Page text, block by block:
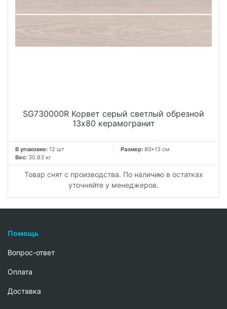
SG730000R Корвет серый светлый обрезной
13x80 керамогранит
В упаковке: 12 шт Размер: 80*13 см
Вес: 30.83 кг
Товар снят с производства. По наличию в остатках
уточняйте у менеджеров.
Помощь
Вопрос-ответ
Oплата
Доставка